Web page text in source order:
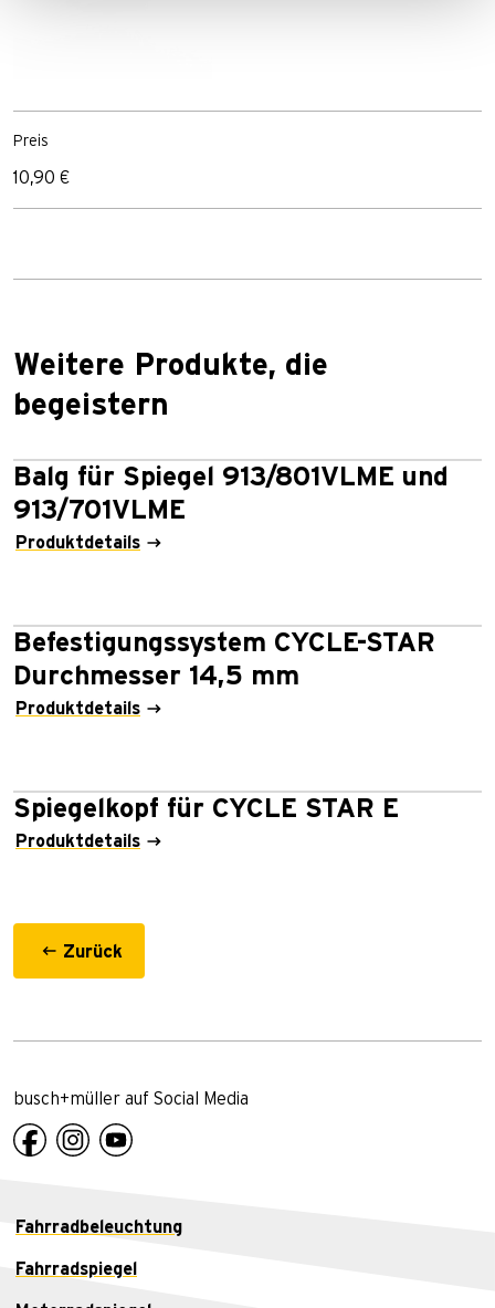
Preis
10,90 €
Weitere Produkte, die
begeistern
Balg für Spiegel 913/801VLME und
913/701VLME
Produktdetails
Befestigungssystem CYCLE-STAR
Durchmesser 14,5 mm
Produktdetails
Spiegelkopf für CYCLE STAR E
Produktdetails
Zurück
busch+müller auf Social Media
Fahrradbeleuchtung
Fahrradspiegel